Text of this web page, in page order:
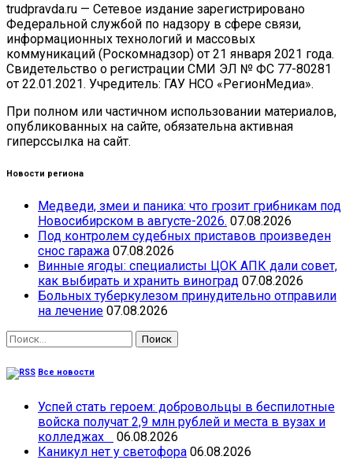
trudpravda.ru — Сетевое издание зарегистрировано
Федеральной службой по надзору в сфере связи,
информационных технологий и массовых
коммуникаций (Роскомнадзор) от 21 января 2021 года.
Свидетельство о регистрации СМИ ЭЛ № ФС 77-80281
от 22.01.2021. Учредитель: ГАУ НСО «РегионМедиа».
При полном или частичном использовании материалов,
опубликованных на сайте, обязательна активная
гиперссылка на сайт.
Новости региона
Медведи, змеи и паника: что грозит грибникам под
Новосибирском в августе-2026. 07.08.2026
Под контролем судебных приставов произведен
снос гаража 07.08.2026
Винные ягоды: специалисты ЦОК АПК дали совет,
как выбирать и хранить виноград 07.08.2026
Больных туберкулезом принудительно отправили
на лечение 07.08.2026
Найти:
Все новости
Успей стать героем: добровольцы в беспилотные
войска получат 2,9 млн рублей и места в вузах и
колледжах
06.08.2026
Каникул нет у светофора 06.08.2026